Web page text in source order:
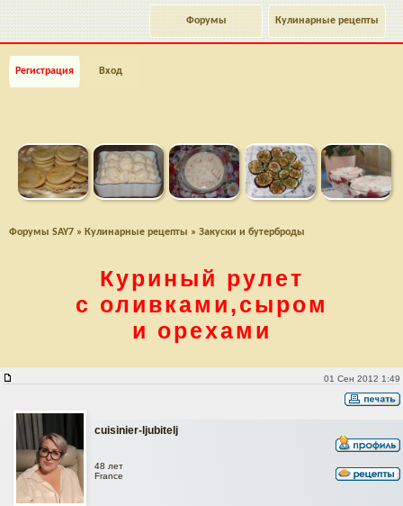
Кулинарные рецепты
Форумы
Регистрация Вход
Форумы SAY7 » Кулинарные рецепты » Закуски и бутерброды
Куриный рулет
с оливками,сыром
и орехами
01 Сен 2012 1:49
cuisinier-ljubitelj
48 лет
France